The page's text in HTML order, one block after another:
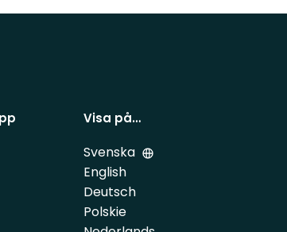
Visa på…
Svenska
English
Deutsch
Polskie